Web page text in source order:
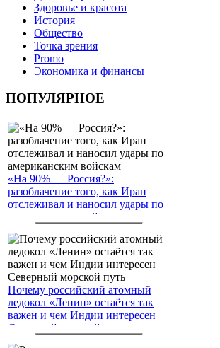
Здоровье и красота
История
Общество
Точка зрения
Promo
Экономика и финансы
ПОПУЛЯРНОЕ
«На 90% — Россия?»:
разоблачение того, как Иран
отслеживал и наносил удары по
американским войскам
Почему российский атомный
ледокол «Ленин» остаётся так
важен и чем Индии интересен
Северный морской путь